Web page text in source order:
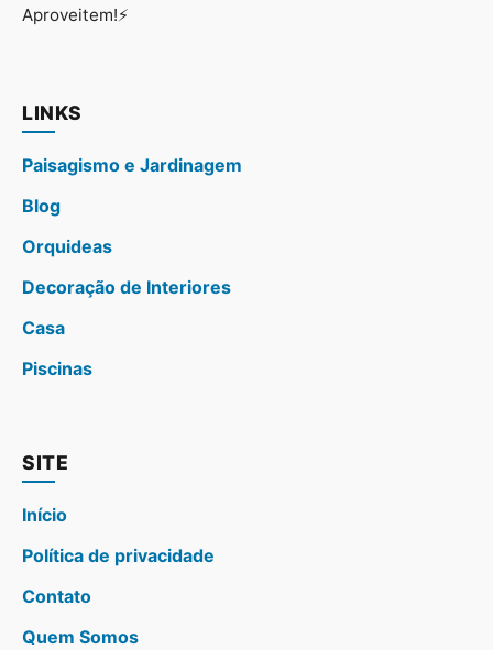
Aproveitem!⚡
LINKS
Paisagismo e Jardinagem
Blog
Orquideas
Decoração de Interiores
Casa
Piscinas
SITE
Início
Política de privacidade
Contato
Quem Somos